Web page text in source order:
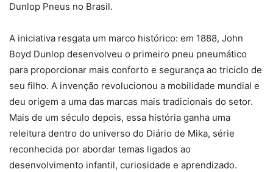
Dunlop Pneus no Brasil.
A iniciativa resgata um marco histórico: em 1888, John
Boyd Dunlop desenvolveu o primeiro pneu pneumático
para proporcionar mais conforto e segurança ao triciclo de
seu filho. A invenção revolucionou a mobilidade mundial e
deu origem a uma das marcas mais tradicionais do setor.
Mais de um século depois, essa história ganha uma
releitura dentro do universo do Diário de Mika, série
reconhecida por abordar temas ligados ao
desenvolvimento infantil, curiosidade e aprendizado.